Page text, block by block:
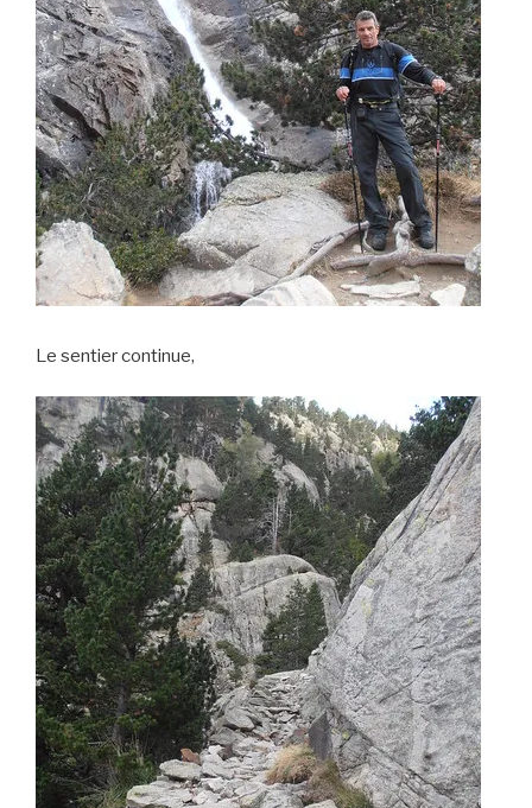
Le sentier continue,